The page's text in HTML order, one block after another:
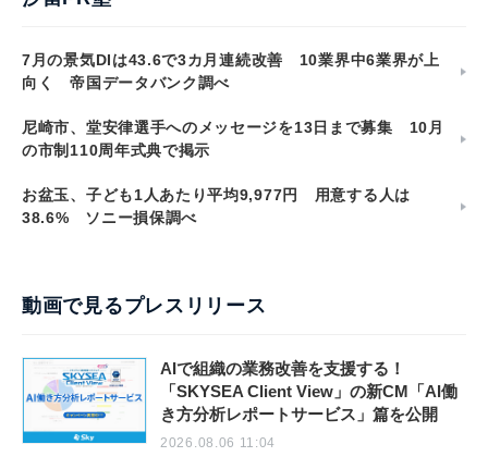
7月の景気DIは43.6で3カ月連続改善 10業界中6業界が上
向く 帝国データバンク調べ
尼崎市、堂安律選手へのメッセージを13日まで募集 10月
の市制110周年式典で掲示
お盆玉、子ども1人あたり平均9,977円 用意する人は
38.6% ソニー損保調べ
動画で見るプレスリリース
AIで組織の業務改善を支援する！
「SKYSEA Client View」の新CM「AI働
き方分析レポートサービス」篇を公開
2026.08.06 11:04